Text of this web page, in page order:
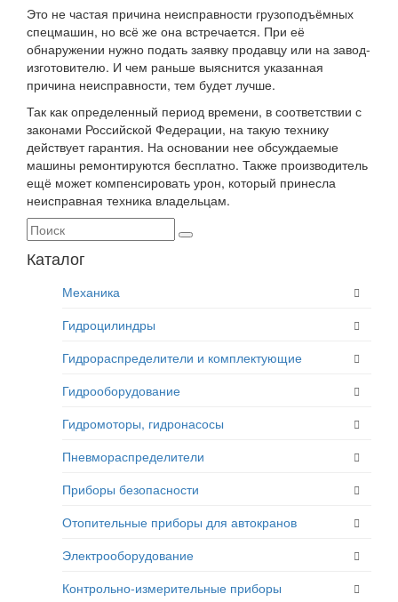
Это не частая причина неисправности грузоподъёмных
спецмашин, но всё же она встречается. При её
обнаружении нужно подать заявку продавцу или на завод-
изготовителю. И чем раньше выяснится указанная
причина неисправности, тем будет лучше.
Так как определенный период времени, в соответствии с
законами Российской Федерации, на такую технику
действует гарантия. На основании нее обсуждаемые
машины ремонтируются бесплатно. Также производитель
ещё может компенсировать урон, который принесла
неисправная техника владельцам.
Каталог
Механика
Гидроцилиндры
Гидрораспределители и комплектующие
Гидрооборудование
Гидромоторы, гидронасосы
Пневмораспределители
Приборы безопасности
Отопительные приборы для автокранов
Электрооборудование
Контрольно-измерительные приборы